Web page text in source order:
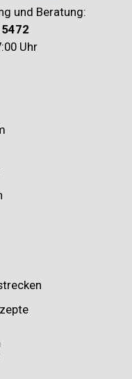
und Beratung:
Uhr